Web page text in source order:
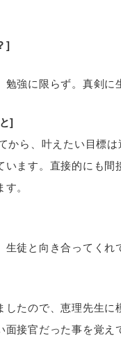
]
強に限らず。真剣に
]
から、叶えたい目標
います。直接的にも
。
生徒と向き合ってく
したので、恵理先生
接官だった事を覚